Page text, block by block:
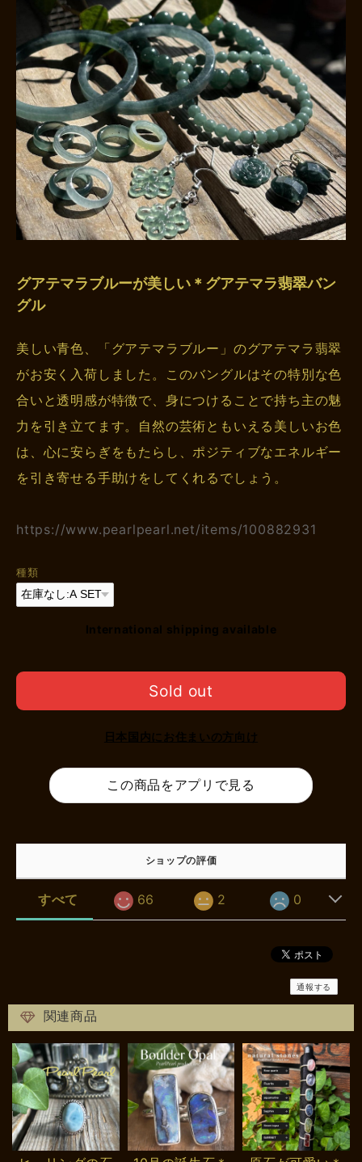
グアテマラブルーが美しい＊グアテマラ翡翠バン
グル
美しい青色、「グアテマラブルー」のグアテマラ翡翠
がお安く入荷しました。このバングルはその特別な色
合いと透明感が特徴で、身につけることで持ち主の魅
力を引き立てます。自然の芸術ともいえる美しいお色
は、心に安らぎをもたらし、ポジティブなエネルギー
を引き寄せる手助けをしてくれるでしょう。
https://www.pearlpearl.net/items/100882931
種類
International shipping available
Sold out
日本国内にお住まいの方向け
この商品をアプリで見る
ショップの評価
すべて 66 2 0
通報する
関連商品